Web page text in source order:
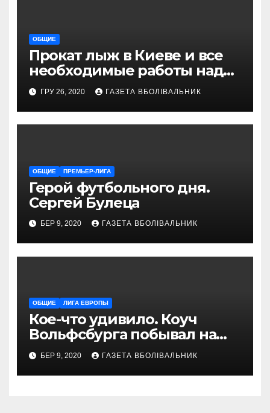
ОБЩИЕ
Прокат лыж в Киеве и все
необходимые работы над
снаряжением, которое
проводит магазин
«VELOPARK»
ГРУ 26, 2020 ГАЗЕТА ВБОЛІВАЛЬНИК
ОБЩИЕ ПРЕМЬЕР-ЛИГА
Герой футбольного дня.
Сергей Булеца
БЕР 9, 2020 ГАЗЕТА ВБОЛІВАЛЬНИК
ОБЩИЕ ЛИГА ЕВРОПЫ
Кое-что удивило. Коуч
Вольфсбурга побывал на
матче Шахтера с Колосом
БЕР 9, 2020 ГАЗЕТА ВБОЛІВАЛЬНИК